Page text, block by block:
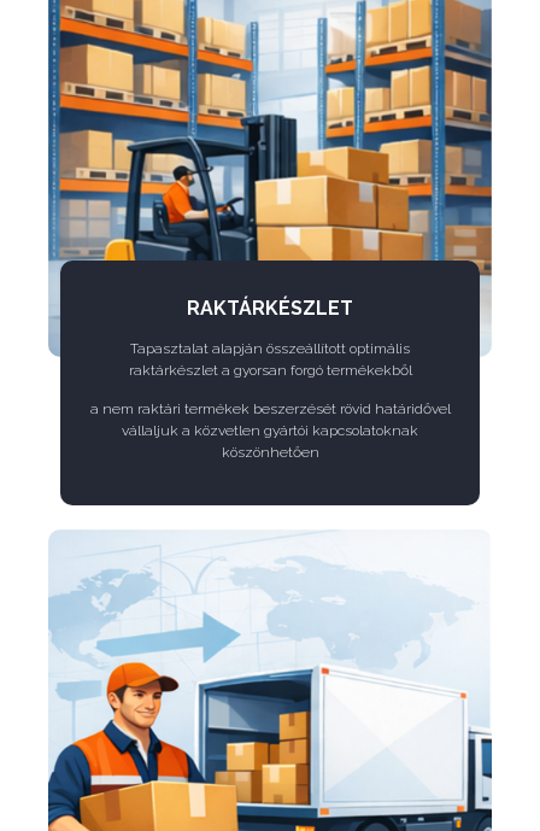
RAKTÁRKÉSZLET
Tapasztalat alapján összeállított optimális
raktárkészlet a gyorsan forgó termékekből
a nem raktári termékek beszerzését rövid határidővel
vállaljuk a közvetlen gyártói kapcsolatoknak
köszönhetően